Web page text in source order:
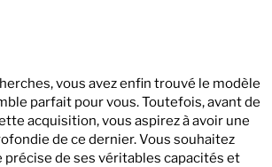
vous avez enfin trouvé le modèle
parfait pour vous. Toutefois, avant de
acquisition, vous aspirez à avoir une
de ce dernier. Vous souhaitez
précise de ses véritables capacités et